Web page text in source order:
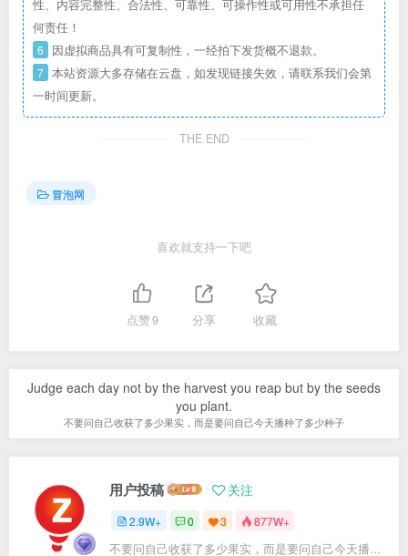
性、内容完整性、合法性、可靠性、可操作性或可用性不承担任
何责任！
6 因虚拟商品具有可复制性，一经拍下发货概不退款。
7 本站资源大多存储在云盘，如发现链接失效，请联系我们会第
一时间更新。
THE END
冒泡网
喜欢就支持一下吧
点赞9 分享 收藏
Judge each day not by the harvest you reap but by the seeds
you plant.
不要问自己收获了多少果实，而是要问自己今天播种了多少种子
用户投稿 关注
2.9W+ 0 3 877W+
不要问自己收获了多少果实，而是要问自己今天播种了多少种子